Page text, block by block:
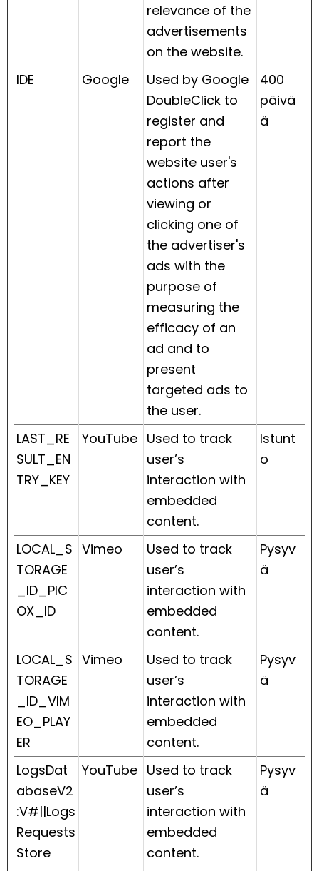
relevance of the
advertisements
on the website.
IDE Google
Used by Google
DoubleClick to
register and
report the
website user's
actions after
viewing or
clicking one of
the advertiser's
ads with the
purpose of
measuring the
efficacy of an
ad and to
present
targeted ads to
the user.
400
päivä
ä
LAST_RE
SULT_EN
TRY_KEY
YouTube Used to track
user’s
interaction with
embedded
content.
Istunt
o
LOCAL_S
TORAGE
_ID_PIC
OX_ID
Vimeo
Used to track
user’s
interaction with
embedded
content.
Pysyv
ä
LOCAL_S
TORAGE
_ID_VIM
EO_PLAY
ER
Vimeo
Used to track
user’s
interaction with
embedded
content.
Pysyv
ä
LogsDat
abaseV2
:V#||Logs
Requests
Store
YouTube Used to track
user’s
interaction with
embedded
content.
Pysyv
ä